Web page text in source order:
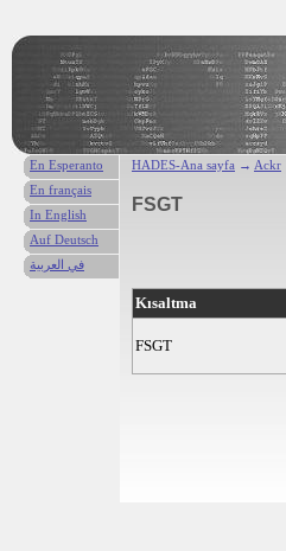
HADES-Ana sayfa → Ackr
FSGT
Kısaltma
FSGT
En Esperanto
En français
In English
Auf Deutsch
في العربية